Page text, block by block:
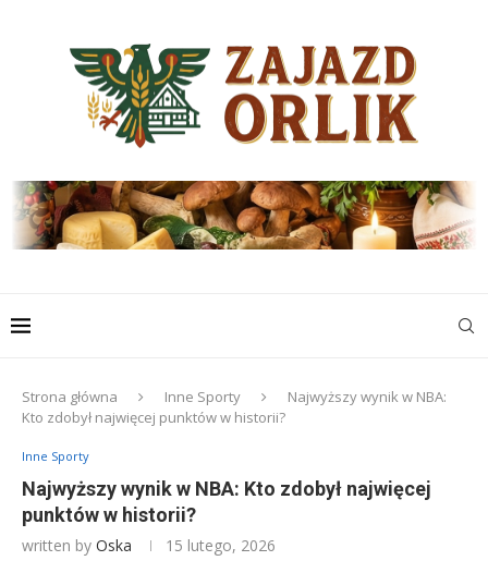
Strona główna Inne Sporty
Najwyższy wynik w NBA:
Kto zdobył najwięcej punktów w historii?
Inne Sporty
Najwyższy wynik w NBA: Kto zdobył najwięcej
punktów w historii?
written by Oska 15 lutego, 2026